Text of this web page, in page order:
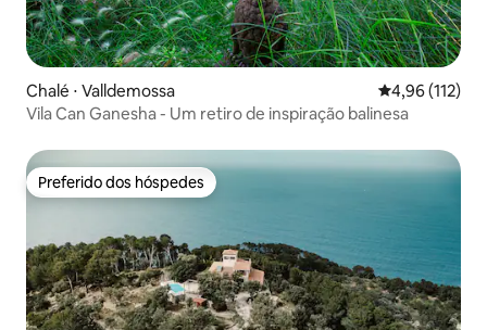
Chalé ⋅ Valldemossa 4,96 de uma
4,96 (112)
Vila Can Ganesha - Um retiro de inspiração balinesa
Preferido dos hóspedes
Preferido dos hóspedes